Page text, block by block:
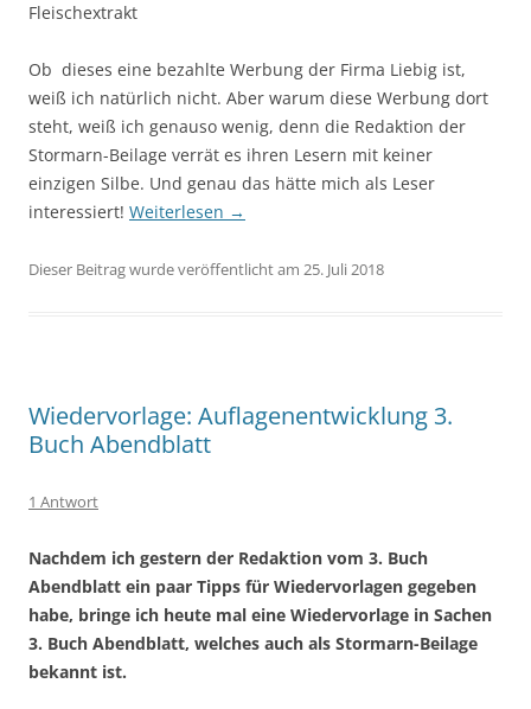
Fleischextrakt
Ob dieses eine bezahlte Werbung der Firma Liebig ist,
weiß ich natürlich nicht. Aber warum diese Werbung dort
steht, weiß ich genauso wenig, denn die Redaktion der
Stormarn-Beilage verrät es ihren Lesern mit keiner
einzigen Silbe. Und genau das hätte mich als Leser
interessiert! Weiterlesen →
Dieser Beitrag wurde veröffentlicht am 25. Juli 2018
Wiedervorlage: Auflagenentwicklung 3.
Buch Abendblatt
1 Antwort
Nachdem ich gestern der Redaktion vom 3. Buch
Abendblatt ein paar Tipps für Wiedervorlagen gegeben
habe, bringe ich heute mal eine Wiedervorlage in Sachen
3. Buch Abendblatt, welches auch als Stormarn-Beilage
bekannt ist.